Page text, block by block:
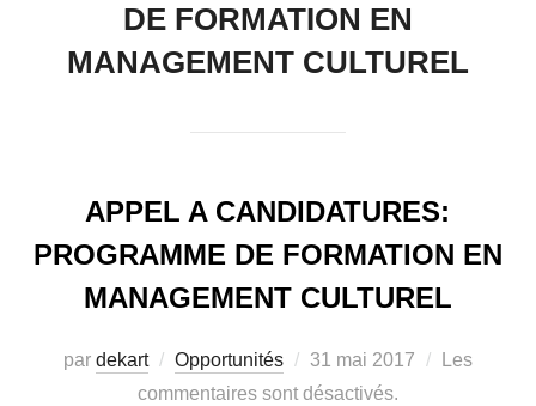
DE FORMATION EN
MANAGEMENT CULTUREL
APPEL A CANDIDATURES:
PROGRAMME DE FORMATION EN
MANAGEMENT CULTUREL
par dekart Opportunités 31 mai 2017
Les
commentaires sont désactivés.